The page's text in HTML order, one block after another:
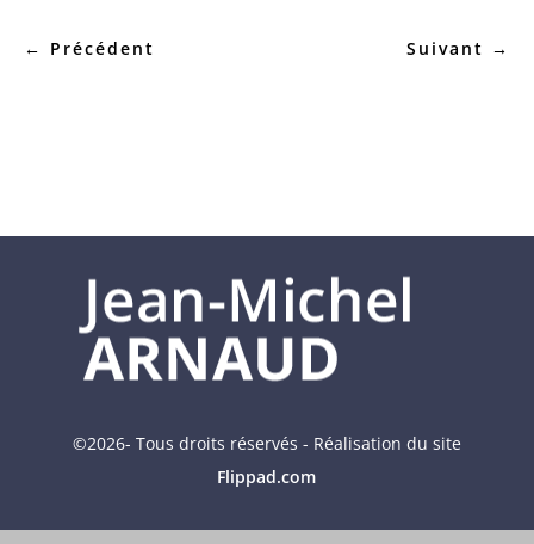
← Précédent Suivant →
©2026- Tous droits réservés - Réalisation du site
Flippad.com